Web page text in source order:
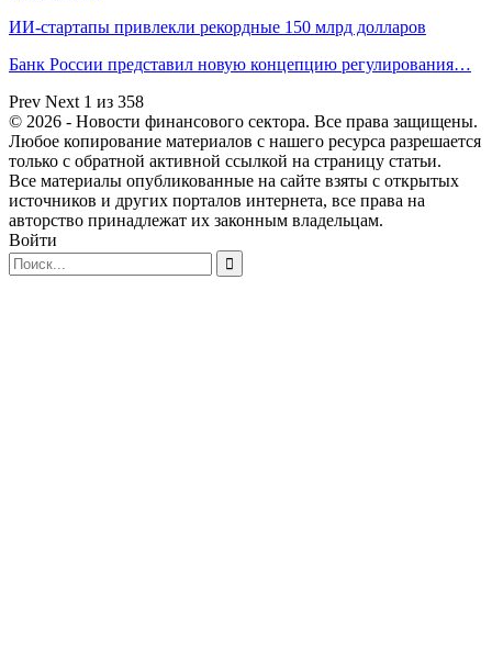
ИИ-стартапы привлекли рекордные 150 млрд долларов
Банк России представил новую концепцию регулирования…
Prev Next 1 из 358
© 2026 - Новости финансового сектора. Все права защищены.
Любое копирование материалов с нашего ресурса разрешается
только с обратной активной ссылкой на страницу статьи.
Все материалы опубликованные на сайте взяты с открытых
источников и других порталов интернета, все права на
авторство принадлежат их законным владельцам.
Войти